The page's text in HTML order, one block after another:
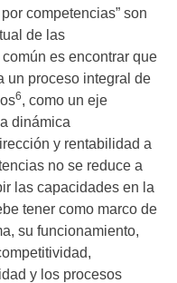
competencias” son
de las
es encontrar que
un proceso integral de
6, como un eje
dinámica
y rentabilidad a
no se reduce a
las capacidades en la
tener como marco de
su funcionamiento,
y los procesos